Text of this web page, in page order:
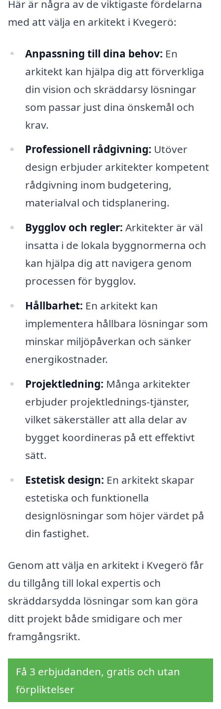
Här är några av de viktigaste fördelarna
med att välja en arkitekt i Kvegerö:
Anpassning till dina behov: En
arkitekt kan hjälpa dig att förverkliga
din vision och skräddarsy lösningar
som passar just dina önskemål och
krav.
Professionell rådgivning: Utöver
design erbjuder arkitekter kompetent
rådgivning inom budgetering,
materialval och tidsplanering.
Bygglov och regler: Arkitekter är väl
insatta i de lokala byggnormerna och
kan hjälpa dig att navigera genom
processen för bygglov.
Hållbarhet: En arkitekt kan
implementera hållbara lösningar som
minskar miljöpåverkan och sänker
energikostnader.
Projektledning: Många arkitekter
erbjuder projektlednings-tjänster,
vilket säkerställer att alla delar av
bygget koordineras på ett effektivt
sätt.
Estetisk design: En arkitekt skapar
estetiska och funktionella
designlösningar som höjer värdet på
din fastighet.
Genom att välja en arkitekt i Kvegerö får
du tillgång till lokal expertis och
skräddarsydda lösningar som kan göra
ditt projekt både smidigare och mer
framgångsrikt.
Få 3 erbjudanden, gratis och utan
förpliktelser